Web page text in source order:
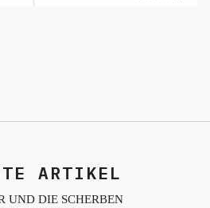
ARTIKEL
UND DIE SCHERBEN